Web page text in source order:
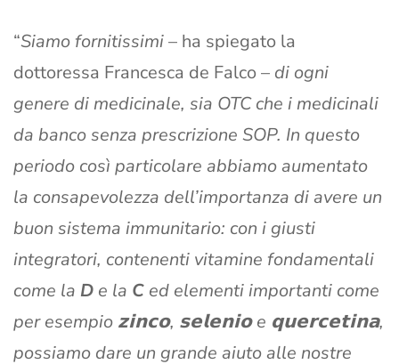
“Siamo fornitissimi– ha spiegato la
dottoressa Francesca de Falco – di ogni
genere di medicinale, sia OTC che i medicinali
da banco senza prescrizione SOP. In questo
periodo così particolare abbiamo aumentato
la consapevolezza dell’importanza di avere un
buon sistema immunitario: con i giusti
integratori, contenenti vitamine fondamentali
come la D e la C ed elementi importanti come
per esempio 𝘇𝗶𝗻𝗰𝗼, 𝘀𝗲𝗹𝗲𝗻𝗶𝗼 e 𝗾𝘂𝗲𝗿𝗰𝗲𝘁𝗶𝗻𝗮,
possiamo dare un grande aiuto alle nostre